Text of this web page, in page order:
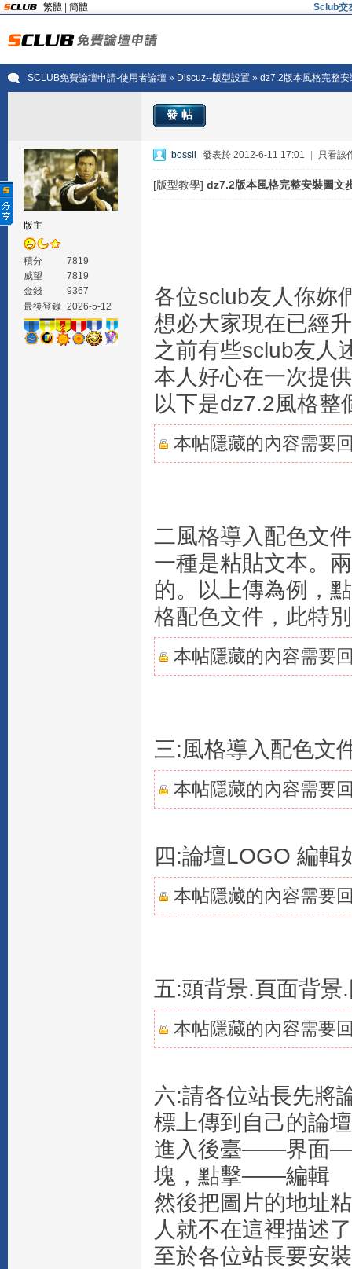
繁體 簡體 Sclub交
SCLUB免費論壇申請-使用者論壇» Discuz--版型設置» dz7.2版本風格完整安
發帖
版主
積分
7819
威望
7819
金錢
9367
最後登錄 2026-5-12
bossll 發表於 2012-6-11 17:01 只看該
[版型教學] dz7.2版本風格完整安裝圖文
各位sclub友人你妳
想必大家現在已經
之前有些sclub友人
本人好心在一次提
以下是dz7.2風格整
本帖隱藏的內容需要
二風格導入配色文
一種是粘貼文本。
的。以上傳為例，
格配色文件，此特
本帖隱藏的內容需要
三:風格導入配色文
本帖隱藏的內容需要
四:論壇LOGO 編輯
本帖隱藏的內容需要
五:頭背景.頁面背景
本帖隱藏的內容需要
六:請各位站長先將
標上傳到自己的論
進入後臺——界面
塊，點擊——編輯
然後把圖片的地址
人就不在這裡描述
至於各位站長要安